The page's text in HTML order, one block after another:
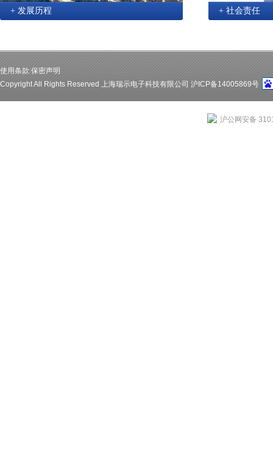
+ 发展历程 + 社会责任
使用条款 保密声明
Copyright All Rights Reserved 上海瑞示电子科技有限公司 沪ICP备14005869号
沪公网安备